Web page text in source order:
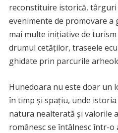
reconstituire istorică,
evenimente de promovare a
mai multe inițiative de
drumul cetăților, traseele
ghidate prin parcurile
Hunedoara nu este doar un
în timp și spațiu, unde istoria
natura nealterată și valorile
românesc se întâlnesc într-o